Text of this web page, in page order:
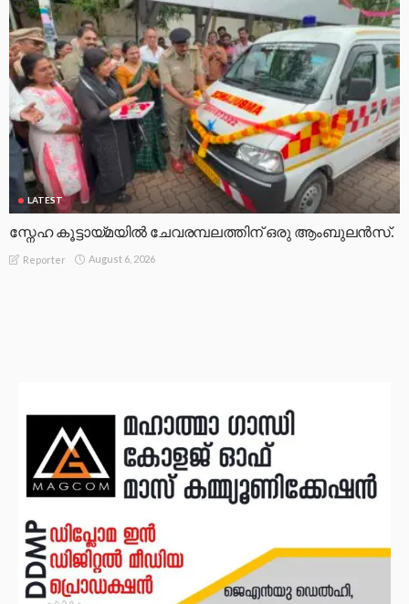
LATEST
സ്നേഹ കൂട്ടായ്മയിൽ ചേവരമ്പലത്തിന് ഒരു ആംബുലൻസ്.
Reporter August 6, 2026